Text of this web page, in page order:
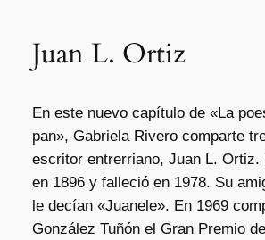
Juan L. Ortiz
En este nuevo capítulo de «La
pan», Gabriela Rivero comparte
escritor entrerriano, Juan L. Ortiz.
en 1896 y falleció en 1978. Su
le decían «Juanele». En 1969
González Tuñón el Gran Premio